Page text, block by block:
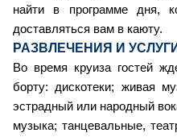
найти в программе дня,
доставляться вам в каюту.
РАЗВЛЕЧЕНИЯ И УСЛУГИ
Во время круиза гостей
борту: дискотеки; живая
эстрадный или народный
музыка; танцевальные,